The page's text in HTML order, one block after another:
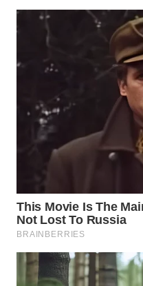
NET
WAHANA
SPORT
WAHANA
UMKM
WAHANA
WAHANA
PERSONA
OTOMOTIF